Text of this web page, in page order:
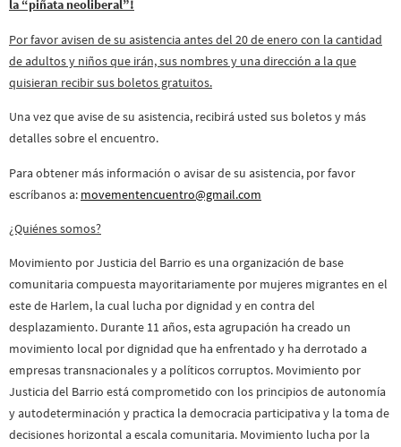
la “piñata neoliberal”!
Por favor avisen de su asistencia antes del 20 de enero con la cantidad
de adultos y niños que irán, sus nombres y una dirección a la que
quisieran recibir sus boletos gratuitos.
Una vez que avise de su asistencia, recibirá usted sus boletos y más
detalles sobre el encuentro.
Para obtener más información o avisar de su asistencia, por favor
escríbanos a: movementencuentro@gmail.com
¿Quiénes somos?
Movimiento por Justicia del Barrio es una organización de base
comunitaria compuesta mayoritariamente por mujeres migrantes en el
este de Harlem, la cual lucha por dignidad y en contra del
desplazamiento. Durante 11 años, esta agrupación ha creado un
movimiento local por dignidad que ha enfrentado y ha derrotado a
empresas transnacionales y a políticos corruptos. Movimiento por
Justicia del Barrio está comprometido con los principios de autonomía
y autodeterminación y practica la democracia participativa y la toma de
decisiones horizontal a escala comunitaria. Movimiento lucha por la